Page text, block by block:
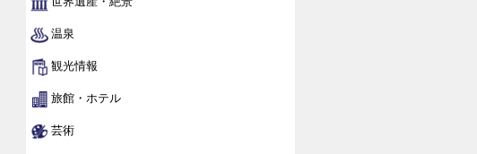
温泉
観光情報
旅館・ホテル
芸術